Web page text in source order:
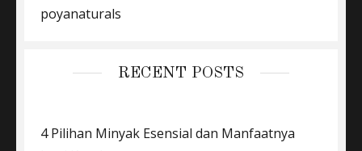
poyanaturals
RECENT POSTS
4 Pilihan Minyak Esensial dan Manfaatnya